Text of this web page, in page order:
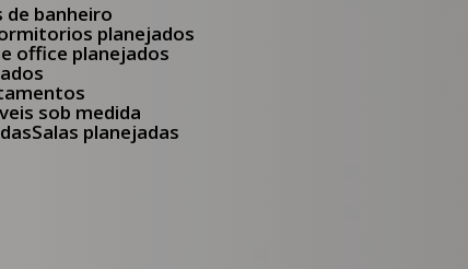
de banheiro
planejados
office planejados
sob medida
Salas planejadas